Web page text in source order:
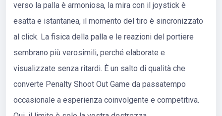
verso la palla è armoniosa, la mira con il joystick è
esatta e istantanea, il momento del tiro è sincronizzato
al click. La fisica della palla e le reazioni del portiere
sembrano più verosimili, perché elaborate e
visualizzate senza ritardi. È un salto di qualità che
converte Penalty Shoot Out Game da passatempo
occasionale a esperienza coinvolgente e competitiva.